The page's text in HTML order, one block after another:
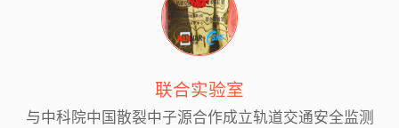
联合实验室
与中科院中国散裂中子源合作成立轨道交通安全监测